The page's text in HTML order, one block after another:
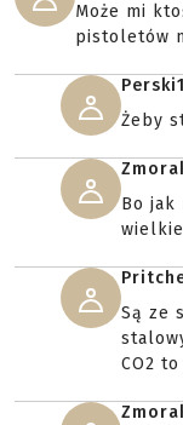
Może mi
pistoletów
Żeby
Bo jak
Są ze
CO2